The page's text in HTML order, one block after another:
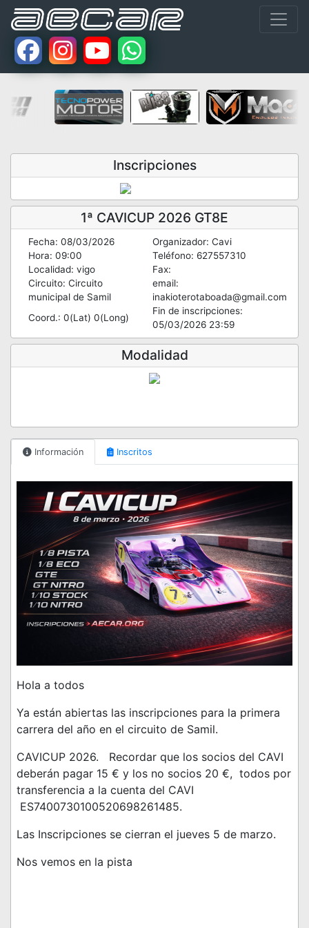
Inscripciones
1ª CAVICUP 2026 GT8E
Fecha: 08/03/2026
Organizador: Cavi
Hora: 09:00
Teléfono: 627557310
Localidad: vigo
Fax:
Circuito: Circuito
municipal de Samil
email:
inakioterotaboada@gmail.com
Coord.: 0(Lat) 0(Long)
Fin de inscripciones:
05/03/2026 23:59
Modalidad
Información Inscritos
Hola a todos
Ya están abiertas las inscripciones para la primera
carrera del año en el circuito de Samil.
CAVICUP 2026. Recordar que los socios del CAVI
deberán pagar 15 € y los no socios 20 €, todos por
transferencia a la cuenta del CAVI
ES7400730100520698261485.
Las Inscripciones se cierran el jueves 5 de marzo.
Nos vemos en la pista